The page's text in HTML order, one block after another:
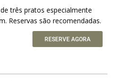
três pratos especialmente
Reservas são recomendadas.
RESERVE AGORA